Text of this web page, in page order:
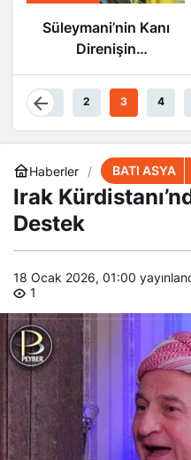
Nasrallah:
Tamamını
1 2 3 4
Haberler BATI ASYA
Irak
Destek
18 Ocak 2026, 01:00
1